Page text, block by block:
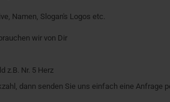
Namen, Slogan's Logos etc.
wir von Dir
z.B. Nr. 5 Herz
dann senden Sie uns einfach eine Anfrage